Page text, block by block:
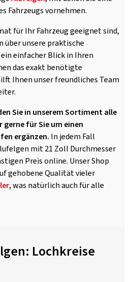
Fahrzeugs vornehmen.
für Ihr Fahrzeug geeignet sind,
über unsere praktische
ein einfacher Blick in Ihren
das exakt benötigte
Ihnen unser freundliches Team
Sie in unserem Sortiment alle
für Sie um einen
ergänzen. In jedem Fall
mit 21 Zoll Durchmesser
Preis online. Unser Shop
gehobene Qualität vieler
, was natürlich auch für alle
Lochkreise